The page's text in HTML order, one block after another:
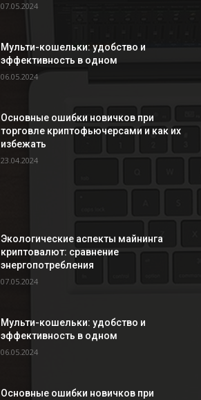
07.05.2024
Мульти-кошельки: удобство и
эффективность в одном
06.05.2024
Основные ошибки новичков при
торговле криптофьючерсами и как их
избежать
23.04.2024
Экологические аспекты майнинга
криптовалют: сравнение
энергопотребления
07.05.2024
Мульти-кошельки: удобство и
эффективность в одном
06.05.2024
Основные ошибки новичков при